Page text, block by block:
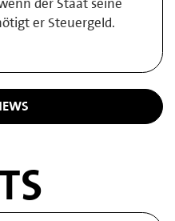
er Steuergeld.